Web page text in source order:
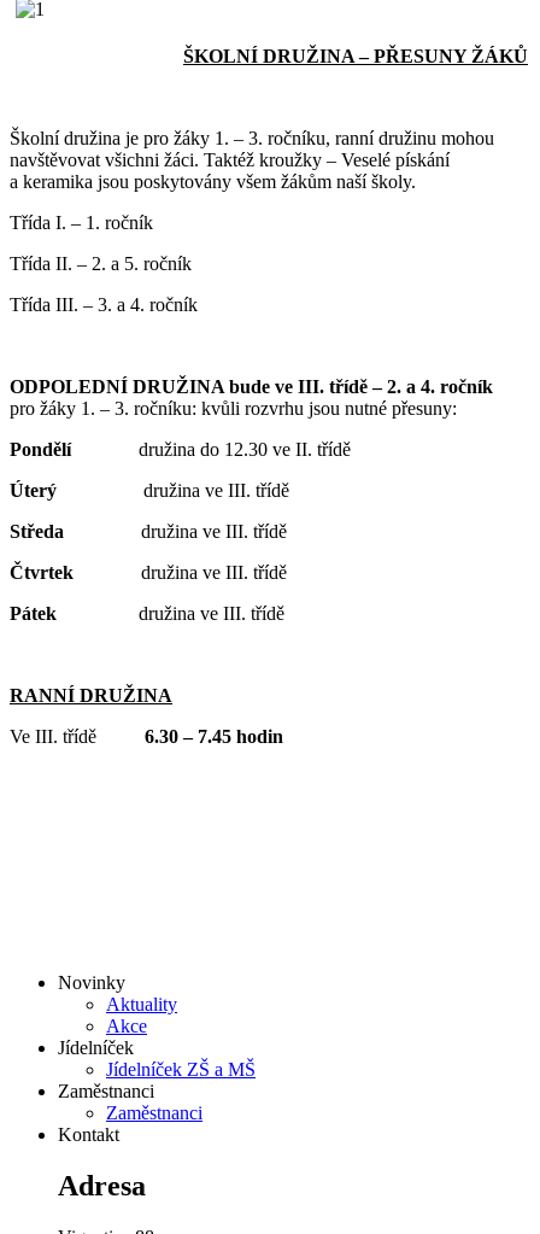
ŠKOLNÍ DRUŽINA – PŘESUNY ŽÁKŮ
Školní družina je pro žáky 1. – 3. ročníku, ranní družinu mohou
navštěvovat všichni žáci. Taktéž kroužky – Veselé pískání
a keramika jsou poskytovány všem žákům naší školy.
Třída I. – 1. ročník
Třída II. – 2. a 5. ročník
Třída III. – 3. a 4. ročník
ODPOLEDNÍ DRUŽINA bude ve III. třídě – 2. a 4. ročník
pro žáky 1. – 3. ročníku: kvůli rozvrhu jsou nutné přesuny:
Pondělí družina do 12.30 ve II. třídě
Úterý družina ve III. třídě
Středa družina ve III. třídě
Čtvrtek družina ve III. třídě
Pátek družina ve III. třídě
RANNÍ DRUŽINA
Ve III. třídě
6.30 – 7.45 hodin
Novinky
Aktuality
Akce
Jídelníček
Jídelníček ZŠ a MŠ
Zaměstnanci
Zaměstnanci
Kontakt
Adresa